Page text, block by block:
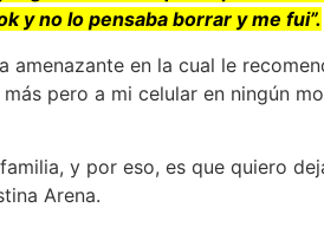
y no lo pensaba borrar y me fui”.
amenazante en la cual le
pero a mi celular en ningún
y por eso, es que quiero
Arena.